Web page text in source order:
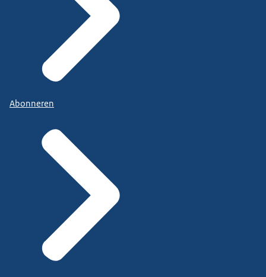
Abonneren